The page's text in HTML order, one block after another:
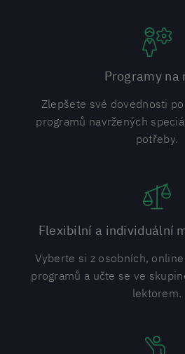
Programy na
Zlepšete své dovednosti
programů navržených
potřeby.
Flexibilní a individuální
Vyberte si z osobních,
programů a učte se ve
lektorem.